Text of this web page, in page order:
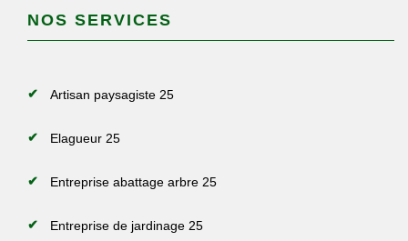
NOS SERVICES
Artisan paysagiste 25
Elagueur 25
Entreprise abattage arbre 25
Entreprise de jardinage 25